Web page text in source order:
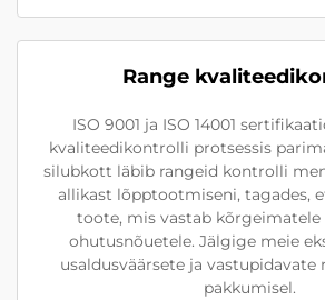
Range
ISO 9001 ja ISO 14001
kvaliteedikontrolli protsessis
silubkott läbib rangeid kontrolli
allikast lõpptootmiseni, tagades,
toote, mis vastab kõrgeimatele
ohutusnõuetele. Jälgige meie
usaldusväärsete ja vastupidavate
pakkumisel.